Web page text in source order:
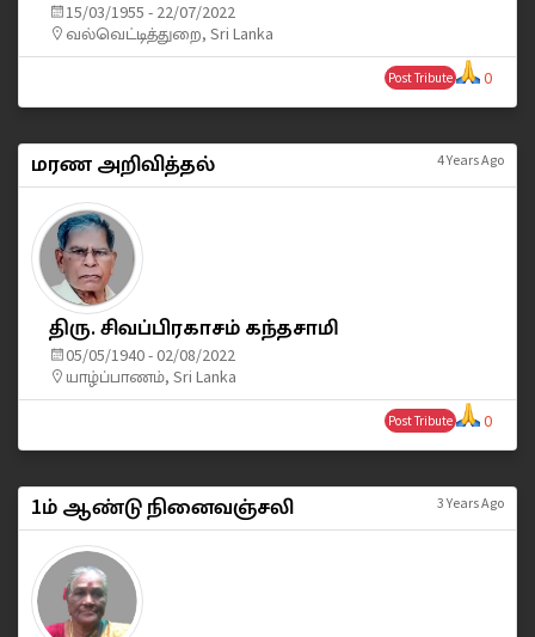
15/03/1955 - 22/07/2022
வல்வெட்டித்துறை, Sri Lanka
0
Post Tribute
மரண அறிவித்தல் 4 Years Ago
திரு. சிவப்பிரகாசம் கந்தசாமி
05/05/1940 - 02/08/2022
யாழ்ப்பாணம், Sri Lanka
0
Post Tribute
1ம் ஆண்டு நினைவஞ்சலி 3 Years Ago